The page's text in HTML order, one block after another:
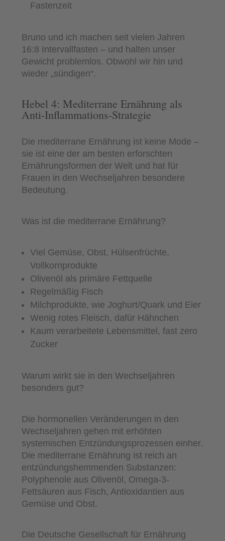
Fastenzeit
Bruno und ich machen seit vielen Jahren
16:8 Intervallfasten – und halten unser
Gewicht problemlos. Obwohl wir hin und
wieder „sündigen“.
Hebel 4: Mediterrane Ernährung als
Anti-Inflammations-Strategie
Die mediterrane Ernährung ist keine Mode –
sie ist eine der am besten erforschten
Ernährungsformen der Welt und hat für
Frauen in den Wechseljahren besondere
Bedeutung.
Was ist die mediterrane Ernährung?
Viel Gemüse, Obst, Hülsenfrüchte,
Vollkornprodukte
Olivenöl als primäre Fettquelle
Regelmäßig Fisch
Milchprodukte, wie Joghurt/Quark und Eier
Wenig rotes Fleisch, dafür Hähnchen
Kaum verarbeitete Lebensmittel, fast zero
Zucker
Warum wirkt sie in den Wechseljahren
besonders gut?
Die hormonellen Veränderungen in den
Wechseljahren gehen mit erhöhten
systemischen Entzündungsprozessen einher.
Die mediterrane Ernährung ist reich an
entzündungshemmenden Substanzen:
Polyphenole aus Olivenöl, Omega-3-
Fettsäuren aus Fisch, Antioxidantien aus
Gemüse und Obst.
Die Deutsche Gesellschaft für Ernährung